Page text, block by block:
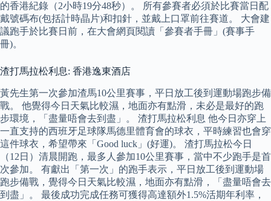
的香港紀錄（2小時19分48秒）。 所有參賽者必須於比賽當日配
戴號碼布(包括計時晶片)和扣針，並戴上口罩前往賽道。 大會建
議跑手於比賽日前，在大會網頁閱讀「參賽者手冊」(賽事手
冊)。
渣打馬拉松利息: 香港逸東酒店
黃先生第一次參加渣馬10公里賽事，平日放工後到運動場跑步備
戰。 他覺得今日天氣比較濕，地面亦有點滑，未必是最好的跑
步環境，「盡量唔會去到盡」。 渣打馬拉松利息 他今日亦穿上
一直支持的西班牙足球隊馬德里體育會的球衣，平時練習也會穿
這件球衣，希望帶來「Good luck」(好運)。 渣打馬拉松今日
（12日）清晨開跑，最多人參加10公里賽事，當中不少跑手是首
次參加。 有獻出「第一次」的跑手表示，平日放工後到運動場
跑步備戰，覺得今日天氣比較濕，地面亦有點滑，「盡量唔會去
到盡」。 最後成功完成任務可獲得高達額外1.5%活期年利率，